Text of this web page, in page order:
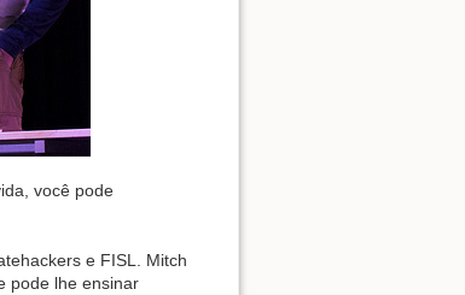
você pode
e FISL. Mitch
pode lhe ensinar